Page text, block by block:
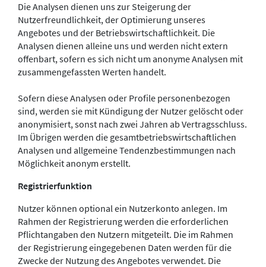
Die Analysen dienen uns zur Steigerung der
Nutzerfreundlichkeit, der Optimierung unseres
Angebotes und der Betriebswirtschaftlichkeit. Die
Analysen dienen alleine uns und werden nicht extern
offenbart, sofern es sich nicht um anonyme Analysen mit
zusammengefassten Werten handelt.
Sofern diese Analysen oder Profile personenbezogen
sind, werden sie mit Kündigung der Nutzer gelöscht oder
anonymisiert, sonst nach zwei Jahren ab Vertragsschluss.
Im Übrigen werden die gesamtbetriebswirtschaftlichen
Analysen und allgemeine Tendenzbestimmungen nach
Möglichkeit anonym erstellt.
Registrierfunktion
Nutzer können optional ein Nutzerkonto anlegen. Im
Rahmen der Registrierung werden die erforderlichen
Pflichtangaben den Nutzern mitgeteilt. Die im Rahmen
der Registrierung eingegebenen Daten werden für die
Zwecke der Nutzung des Angebotes verwendet. Die